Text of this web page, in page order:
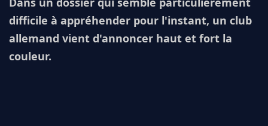
difficile à appréhender pour l'instant, un club
allemand vient d'annoncer haut et fort la
couleur.